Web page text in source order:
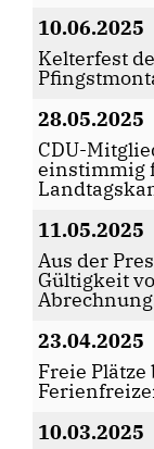
10.06.2025
Kelterfest
28.05.2025
CDU-
einstimmig
11.05.2025
Aus der
Gültigkeit
23.04.2025
Freie
10.03.2025